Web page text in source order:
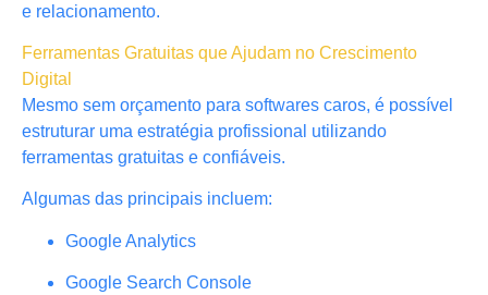
e relacionamento.
Ferramentas Gratuitas que Ajudam no Crescimento
Digital
Mesmo sem orçamento para softwares caros, é possível
estruturar uma estratégia profissional utilizando
ferramentas gratuitas e confiáveis.
Algumas das principais incluem:
Google Analytics
Google Search Console